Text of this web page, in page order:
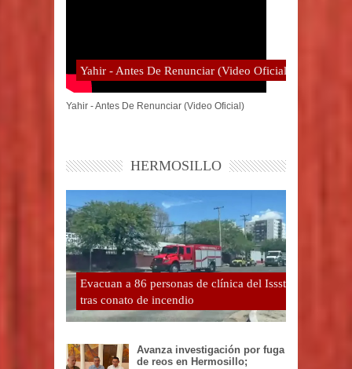
Yahir - Antes De Renunciar (Video Oficial)
Yahir - Antes De Renunciar (Video Oficial)
HERMOSILLO
Evacuan a 86 personas de clínica del Issste
tras conato de incendio
Avanza investigación por fuga
de reos en Hermosillo;